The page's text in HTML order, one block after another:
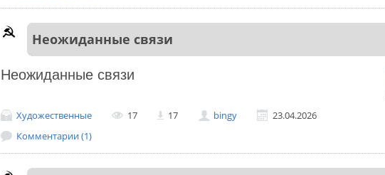
Неожиданные связи
Неожиданные связи
Художественные 17 17 bingy
23.04.2026
Комментарии (1)